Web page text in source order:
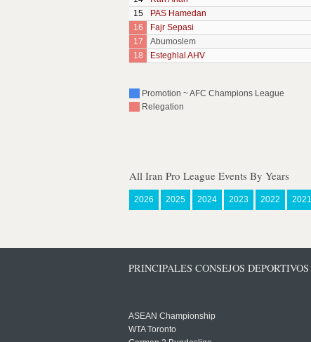
15
PAS Hamedan
16
Fajr Sepasi
17
Abumoslem
18
Esteghlal AHV
Promotion ~ AFC Champions League
Relegation
All Iran Pro League Events By Years
2026 2025 2024 2023 2022 2021
PRINCIPALES CONSEJOS
ASEAN Championship
WTA Toronto